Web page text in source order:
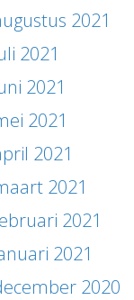
2021
2021
2021
2021
2021
2021
2021
2021
2020